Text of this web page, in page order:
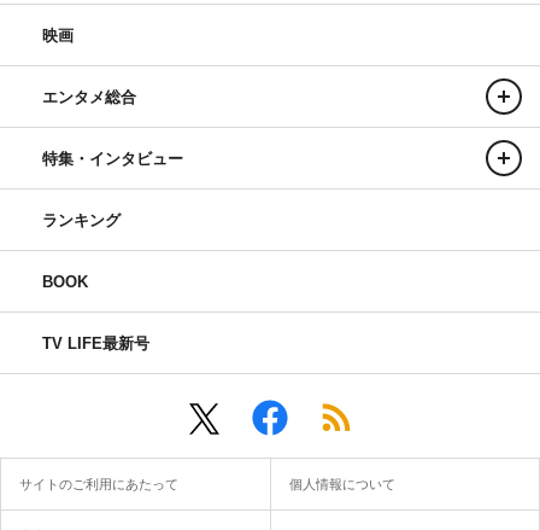
映画
エンタメ総合
特集・インタビュー
ランキング
BOOK
TV LIFE最新号
サイトのご利用にあたって 個人情報について